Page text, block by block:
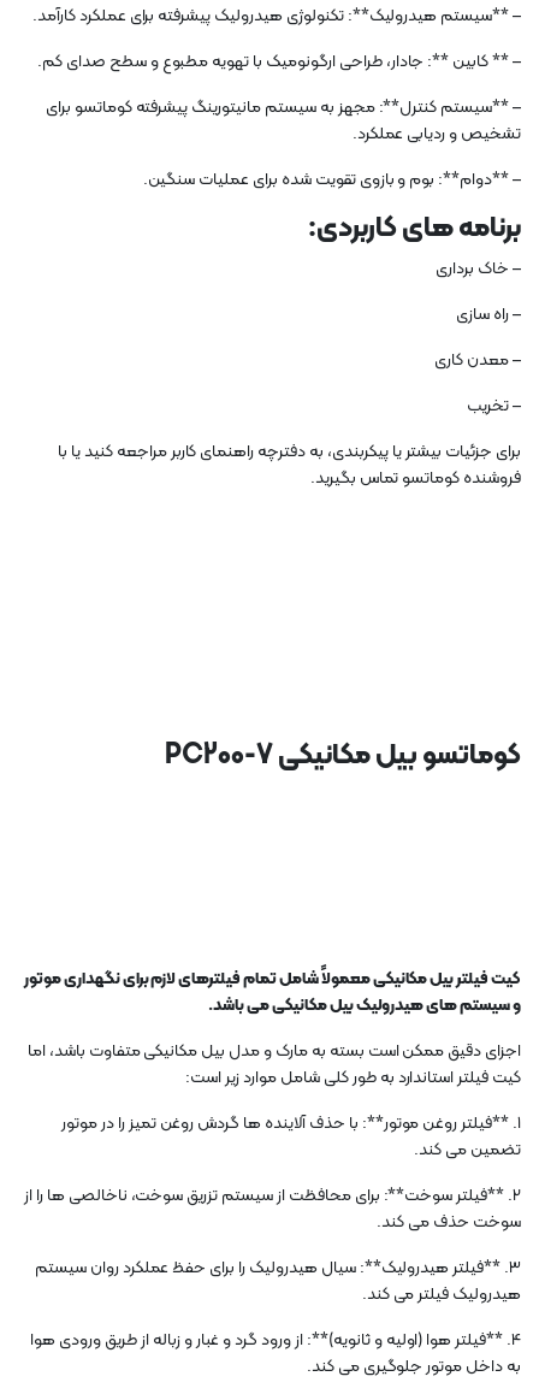
– **سیستم هیدرولیک**: تکنولوژی هیدرولیک پیشرفته برای عملکرد کارآمد.
– ** کابین **: جادار، طراحی ارگونومیک با تهویه مطبوع و سطح صدای کم.
– **سیستم کنترل**: مجهز به سیستم مانیتورینگ پیشرفته کوماتسو برای
تشخیص و ردیابی عملکرد.
– **دوام**: بوم و بازوی تقویت شده برای عملیات سنگین.
برنامه های کاربردی:
– خاک برداری
– راه سازی
– معدن کاری
– تخریب
برای جزئیات بیشتر یا پیکربندی، به دفترچه راهنمای کاربر مراجعه کنید یا با
فروشنده کوماتسو تماس بگیرید.
کوماتسو بیل مکانیکی PC200-7
کیت فیلتر بیل مکانیکی معمولاً شامل تمام فیلترهای لازم برای نگهداری موتور
و سیستم های هیدرولیک بیل مکانیکی می باشد.
اجزای دقیق ممکن است بسته به مارک و مدل بیل مکانیکی متفاوت باشد، اما
کیت فیلتر استاندارد به طور کلی شامل موارد زیر است:
1. **فیلتر روغن موتور**: با حذف آلاینده ها گردش روغن تمیز را در موتور
تضمین می کند.
2. **فیلتر سوخت**: برای محافظت از سیستم تزریق سوخت، ناخالصی ها را از
سوخت حذف می کند.
3. **فیلتر هیدرولیک**: سیال هیدرولیک را برای حفظ عملکرد روان سیستم
هیدرولیک فیلتر می کند.
4. **فیلتر هوا (اولیه و ثانویه)**: از ورود گرد و غبار و زباله از طریق ورودی هوا
به داخل موتور جلوگیری می کند.